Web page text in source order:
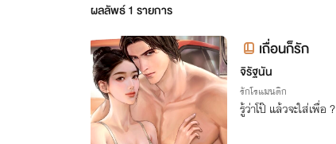
ผลลัพธ์1 รายการ
เถื่อนก็รัก
จิรัฐนัน
รักโรแมนติก
รู้ว่าโป๊ แล้วจะใส่เพื่อ ?